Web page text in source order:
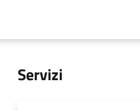
Servizi